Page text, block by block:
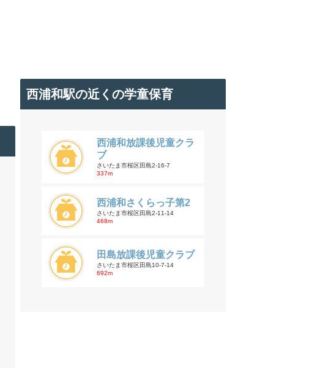
西浦和駅の近くの学童保育
西浦和放課後児童クラ
ブ
さいたま市桜区田島2-16-7
337m
西浦和さくらっ子第2
さいたま市桜区田島2-11-14
468m
田島放課後児童クラブ
さいたま市桜区田島10-7-14
692m